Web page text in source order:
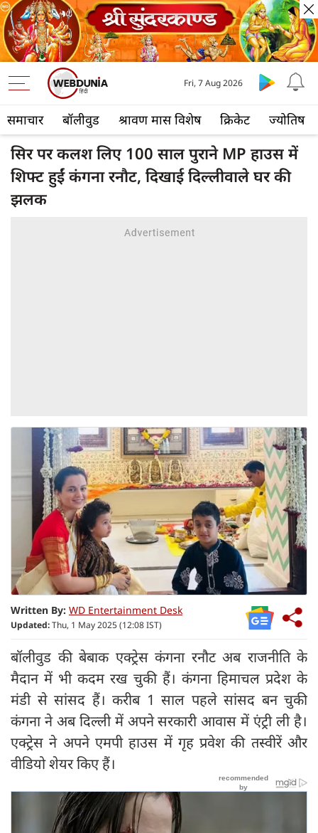
समाचार बॉलीवुड श्रावण मास विशेष क्रिकेट ज्योतिष
Fri, 7 Aug 2026
सिर पर कलश लिए 100 साल पुराने MP हाउस में
शिफ्ट हुईं कंगना रनौट, दिखाई दिल्लीवाले घर की
झलक
Written By: WD Entertainment Desk
Updated:Thu, 1 May 2025 (12:08 IST)
बॉलीवुड की बेबाक एक्ट्रेस कंगना रनौट अब राजनीति के
मैदान में भी कदम रख चुकी हैं। कंगना हिमाचल प्रदेश के
मंडी से सांसद हैं। करीब 1 साल पहले सांसद बन चुकी
कंगना ने अब दिल्ली में अपने सरकारी आवास में एंट्री ली है।
एक्ट्रेस ने अपने एमपी हाउस में गृह प्रवेश की तस्वीरें और
वीडियो शेयर किए हैं।